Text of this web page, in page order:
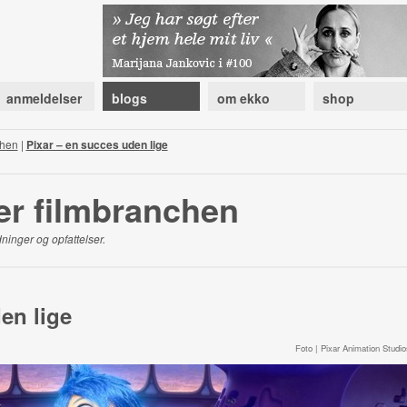
anmeldelser blogs om ekko shop
| Pixar – en succes uden lige
filmbranchen
og opfattelser.
lige
Foto | Pixar Animation